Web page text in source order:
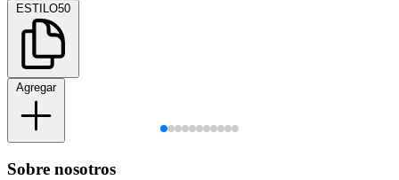
ESTILO50
Agregar
Sobre nosotros